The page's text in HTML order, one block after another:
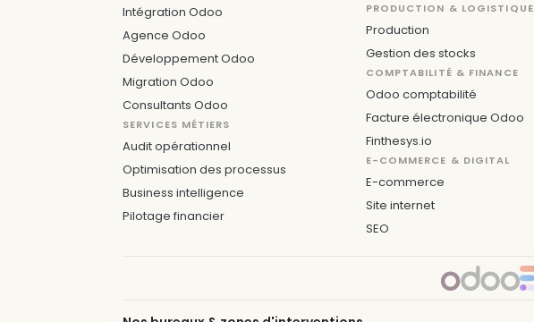
Intégration Odoo
Agence Odoo
Développement Odoo
Migration Odoo
Consultants Odoo
SERVICES MÉTIERS
Audit opérationnel
Optimisation des processus
Business intelligence
Pilotage financier
PRODUCTION & LOGISTIQUE
Production
Gestion des stocks
COMPTABILITÉ & FINANCE
Odoo comptabilité
Facture électronique Odoo
Finthesys.io
E-COMMERCE & DIGITAL
E-commerce
Site internet
SEO